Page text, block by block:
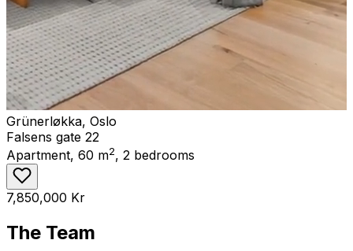
Grünerløkka, Oslo
Falsens gate 22
Apartment, 60 m2, 2 bedrooms
7,850,000 Kr
The Team